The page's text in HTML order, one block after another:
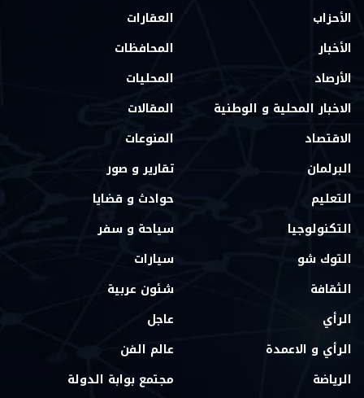
الأحزاب
الأخبار
الأرصاد
الاخبار المحلية و الوطنية
الاقتصاد
البرلمان
التعليم
التكنولوجيا
التوك شو
الثقافة
الرأي
الرأي و الاعمدة
الرياضة
العقارات
المحافظات
المحليات
المقالات
المنوعات
تقارير و صور
حوادث و قضايا
سياحة و سفر
سيارات
شئون عربية
عاجل
عالم الفن
مجتمع بوابة الدولة